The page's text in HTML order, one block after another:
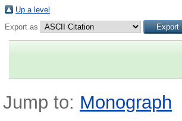
Up a level
Export as
Jump to: Monograph